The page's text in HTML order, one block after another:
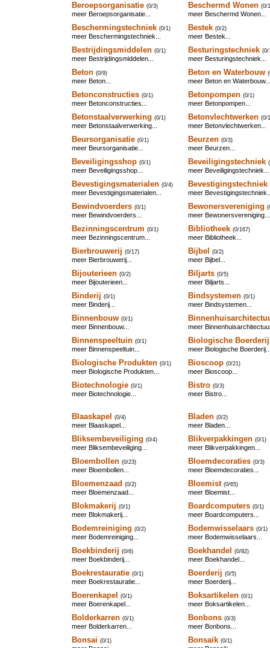
Beroepsorganisatie (0/3)
meer Beroepsorganisatie...
Beschermd Wonen (0/
meer Beschermd Wonen...
Beschermingstechniek (0/1)
meer Beschermingstechniek...
Bestek (0/2)
meer Bestek...
Bestrijdingsmiddelen (0/1)
meer Bestrijdingsmiddelen...
Besturingstechniek (0/
meer Besturingstechniek...
Beton (0/9)
meer Beton...
Beton en Waterbouw
meer Beton en Waterbouw...
Betonconstructies (0/1)
meer Betonconstructies...
Betonpompen (0/1)
meer Betonpompen...
Betonstaalverwerking (0/1)
meer Betonstaalverwerking...
Betonvlechtwerken (0/
meer Betonvlechtwerken...
Beursorganisatie (0/1)
meer Beursorganisatie...
Beurzen (0/3)
meer Beurzen...
Beveiligingsshop (0/1)
meer Beveiligingsshop...
Beveiligingstechniek
meer Beveiligingstechniek...
Bevestigingsmaterialen (0/4)
meer Bevestigingsmaterialen...
Bevestigingstechniek
meer
Bewindvoerders (0/1)
meer Bewindvoerders...
Bewonersvereniging
meer Bewonersvereniging...
Bezinningscentrum (0/1)
meer Bezinningscentrum...
Bibliotheek (0/167)
meer Bibliotheek...
Bierbrouwerij (0/17)
meer Bierbrouwerij...
Bijbel (0/2)
meer Bijbel...
Bijouterieen (0/2)
meer Bijouterieen...
Biljarts (0/5)
meer Biljarts...
Binderij (0/1)
meer Binderij...
Bindsystemen (0/1)
meer Bindsystemen...
Binnenbouw (0/1)
meer Binnenbouw... meer
Binnenspeeltuin (0/1)
meer Binnenspeeltuin...
Biologische Boerderij
meer Biologische
Biologische Produkten (0/1)
meer Biologische Produkten...
Bioscoop (0/21)
meer Bioscoop...
Biotechnologie (0/1)
meer Biotechnologie...
Bistro (0/3)
meer Bistro...
Blaaskapel (0/4)
meer Blaaskapel...
Bladen (0/2)
meer Bladen...
Bliksembeveiliging (0/4)
meer Bliksembeveiliging...
Blikverpakkingen (0/1)
meer Blikverpakkingen...
Bloembollen (0/23)
meer Bloembollen...
Bloemdecoraties (0/3)
meer Bloemdecoraties...
Bloemenzaad (0/2)
meer Bloemenzaad...
Bloemist (0/65)
meer Bloemist...
Blokmakerij (0/1)
meer Blokmakerij...
Boardcomputers (0/1)
meer Boardcomputers...
Bodemreiniging (0/2)
meer Bodemreiniging...
Bodemwisselaars (0/1)
meer Bodemwisselaars...
Boekbinderij (0/6)
meer Boekbinderij...
Boekhandel (0/82)
meer Boekhandel...
Boekrestauratie (0/1)
meer Boekrestauratie...
Boerderij (0/5)
meer Boerderij...
Boerenkapel (0/1)
meer Boerenkapel...
Boksartikelen (0/1)
meer Boksartikelen...
Bolderkarren (0/1)
meer Bolderkarren...
Bonbons (0/3)
meer Bonbons...
Bonsai (0/1) Bonsaik (0/1)